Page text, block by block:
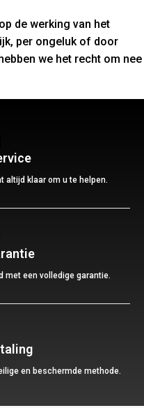
de werking van het
per ongeluk of door
we het recht om nee
altijd klaar om u te helpen.
met een volledige garantie.
en beschermde methode.